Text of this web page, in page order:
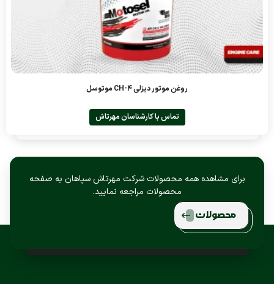
روغن موتور دیزلی CH-4 موتوسل
تماس با کارشناسان مهرتاش
برای مشاهده همه محصولات شرکت مهرتاش سپاهان به صفحه
محصولات مراجعه نمایید.
محصولات